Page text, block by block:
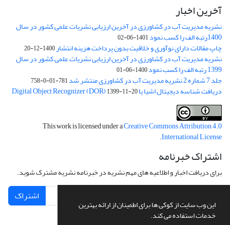
این وب سایت از کوکی ها برای اطمینان از ارائه بهترین
خدمات استفاده می کند.
آخرین اخبار
نشریه مدیریت آب در کشاورزی در آخرین ارزیابی نشریات علمی کشور در سال
1400رتبه الف را کسب نمود 1401-06-02
چاپ مقالات دارای نوآوری و خلاقیت بدون پرداخت هزینه انتشار1400-12-20
نشریه مدیریت آب در کشاورزی در آخرین ارزیابی نشریات علمی کشور در سال
1399 رتبه الف را کسب نمود 1400-06-01
جلد 7 شماره 2 نشریه مدیریت آب در کشاورزی منتشر شد 781-01-0-758
دریافت شناسه دیجیتال اشیا یا Digital Object Recognizer (DOR)1399-11-20
This work is licensed under aCreative Commons Attribution 4.0
International License
.
اشتراک خبرنامه
برای دریافت اخبار و اطلاعیه های مهم نشریه در خبرنامه نشریه مشترک شوید.
اشتراک